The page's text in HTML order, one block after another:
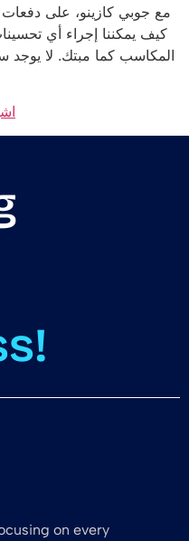
كيف يمكننا إجراء أي
المكاسب كما مبتك. لا
on every